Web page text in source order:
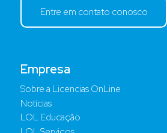
Empresa
Sobre a Licencias OnLine
Notícias
LOL Educação
Entre em contato conosco